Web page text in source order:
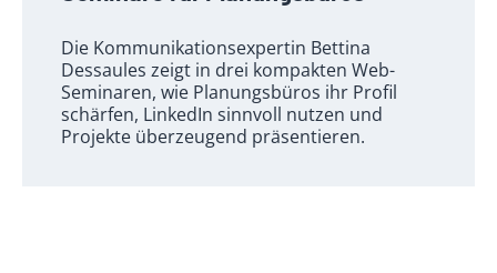
Die Kommunikationsexpertin Bettina
Dessaules zeigt in drei kompakten Web-
Seminaren, wie Planungsbüros ihr Profil
schärfen, LinkedIn sinnvoll nutzen und
Projekte überzeugend präsentieren.